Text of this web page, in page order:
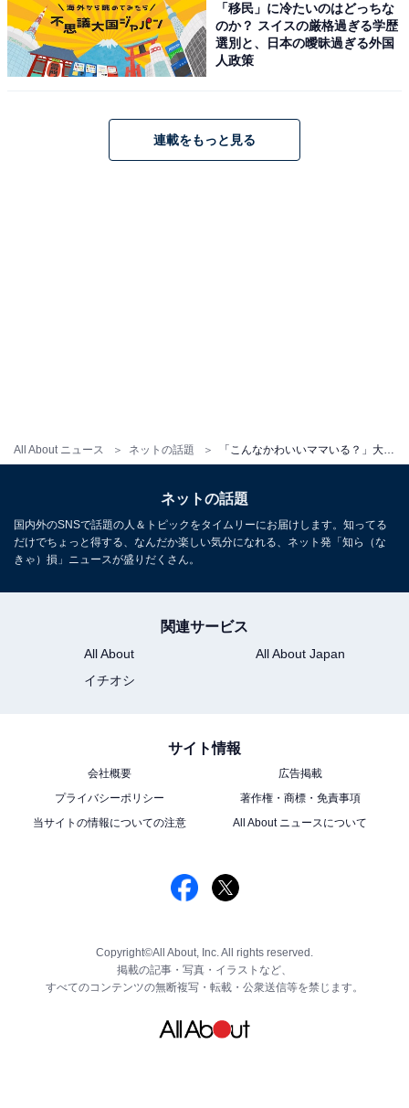
All About ニュース ネットの話題
「移民」に冷たいのはどっちな
のか？ スイスの厳格過ぎる学歴
選別と、日本の曖昧過ぎる外国
人政策
連載をもっと見る
ネットの話題
国内外のSNSで話題の人＆トピックをタイムリーにお届けします。知ってる
だけでちょっと得する、なんだか楽しい気分になれる、ネット発「知ら（な
きゃ）損」ニュースが盛りだくさん。
関連サービス
All About
All About Japan
イチオシ
サイト情報
会社概要
広告掲載
プライバシーポリシー
著作権・商標・免責事項
当サイトの情報についての注意
All About ニュースについて
Copyright©All About, Inc. All rights reserved.
掲載の記事・写真・イラストなど、
すべてのコンテンツの無断複写・転載・公衆送信等を禁じます。